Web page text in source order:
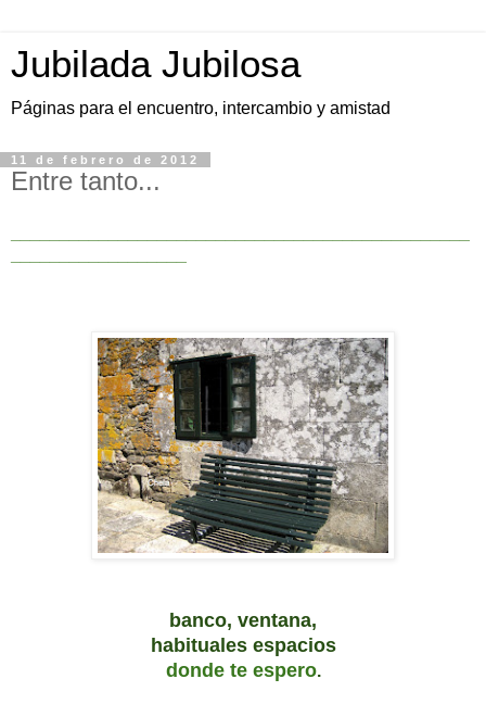
Jubilada Jubilosa
Páginas para el encuentro, intercambio y amistad
11 de febrero de 2012
Entre tanto...
banco, ventana,
habituales espacios
donde te espero.